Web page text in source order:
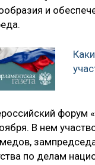
и
форум
В нем
по делам